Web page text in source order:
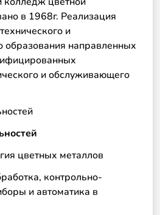
в 1968г. Реализация
и
образования направленных
и обслуживающего
цветных металлов
контрольно-
и автоматика в